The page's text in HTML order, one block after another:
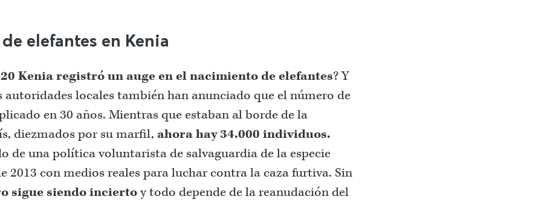
elefantes en Kenia
Kenia registró un auge en el nacimiento de elefantes? Y
autoridades locales también han anunciado que el número de
en 30 años. Mientras que estaban al borde de la
diezmados por su marfil, ahora hay 34.000 individuos.
de una política voluntarista de salvaguardia de la especie
2013 con medios reales para luchar contra la caza furtiva. Sin
sigue siendo inciertoy todo depende de la reanudación del